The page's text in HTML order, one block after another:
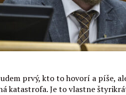
prvý, kto to hovorí a píše,
katastrofa. Je to vlastne